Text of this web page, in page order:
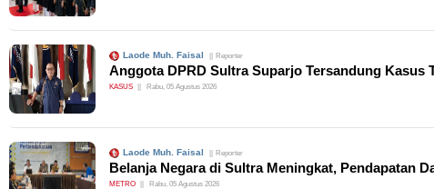
Laode Muh. Faisal Reporter
Anggota DPRD Sultra Suparjo Tersandung Kasus
KASUS Rabu, 05 Agustus 2026
Laode Muh. Faisal Reporter
Belanja Negara di Sultra Meningkat, Pendapatan
METRO Rabu, 05 Agustus 2026